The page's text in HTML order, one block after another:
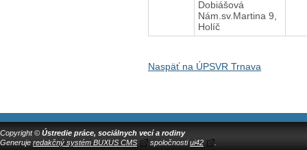
Dobiášová
Nám.sv.Martina 9,
Holíč
Naspäť na ÚPSVR Trnava
Copyright © Ústredie práce, sociálnych vecí a rodiny
Generuje redakčný systém BUXUS CMS spoločnostiui42